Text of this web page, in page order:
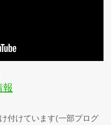
報
付けています(一部プログ